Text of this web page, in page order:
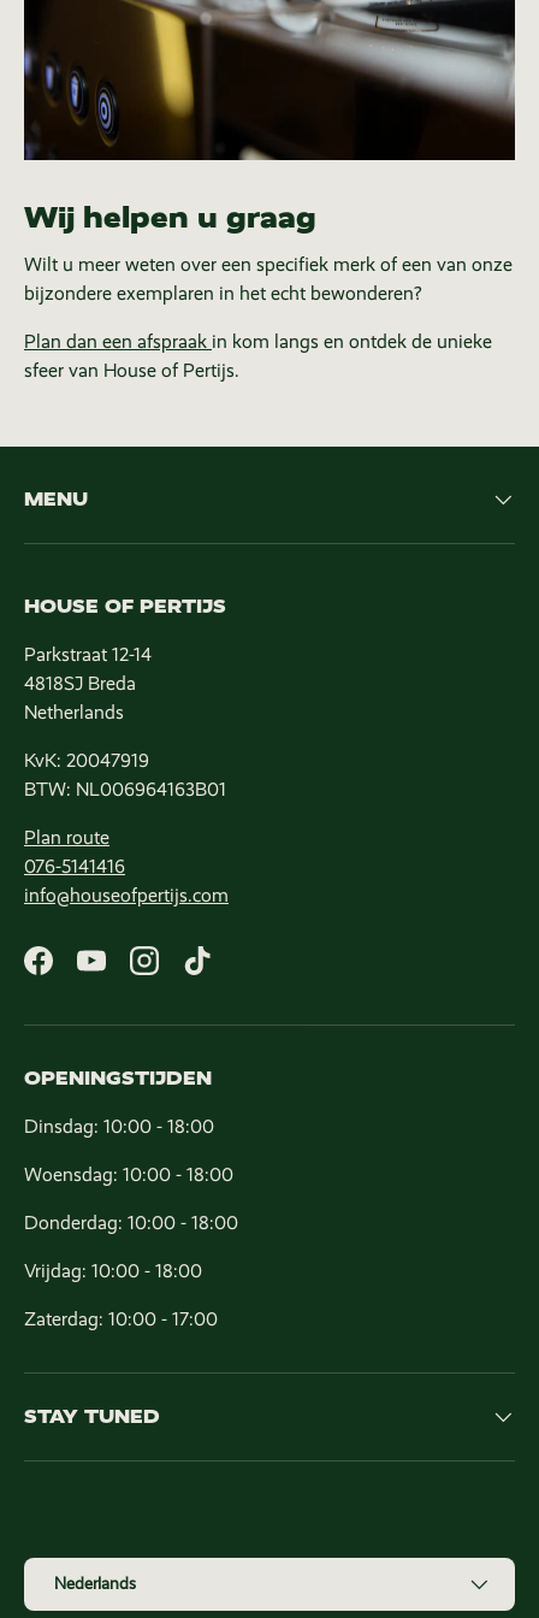
Wij helpen u graag
Wilt u meer weten over een specifiek merk of een van onze
bijzondere exemplaren in het echt bewonderen?
Plan dan een afspraak in kom langs en ontdek de unieke
sfeer van House of Pertijs.
MENU
HOUSE OF PERTIJS
Parkstraat 12-14
4818SJ Breda
Netherlands
KvK: 20047919
BTW: NL006964163B01
Plan route
076-5141416
info@houseofpertijs.com
Facebook
YouTubeInstagram
TikTok
OPENINGSTIJDEN
Dinsdag: 10:00 - 18:00
Woensdag: 10:00 - 18:00
Donderdag: 10:00 - 18:00
Vrijdag: 10:00 - 18:00
Zaterdag: 10:00 - 17:00
STAY TUNED
Taal
Nederlands